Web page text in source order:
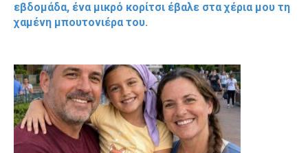
εβδομάδα, ένα μικρό κορίτσι έβαλε στα χέρια μου τη
χαμένη μπουτονιέρα του.